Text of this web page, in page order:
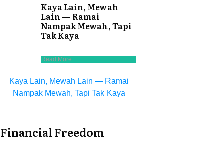
Kaya Lain, Mewah
Lain — Ramai
Nampak Mewah, Tapi
Tak Kaya
Read More
Kaya Lain, Mewah Lain — Ramai
Nampak Mewah, Tapi Tak Kaya
Financial Freedom